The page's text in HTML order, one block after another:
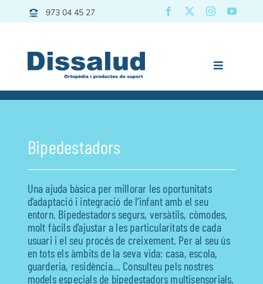
to
973 04 45 27
Toggle
Dissalud
Grues | Transfers
Mobilitat
Descans
Pediatria
Vida diària
Esport
Previous Next
Bipedestadors
Una ajuda bàsica per millorar les oportunitats
d’adaptació i integració de l’infant amb el seu
entorn. Bipedestadors segurs, versàtils, còmodes,
molt fàcils d’ajustar a les particularitats de cada
usuari i el seu procés de creixement. Per al seu ús
en tots els àmbits de la seva vida: casa, escola,
guarderia, residència… Consulteu pels nostres
models especials de bipedestadors multisensorials.